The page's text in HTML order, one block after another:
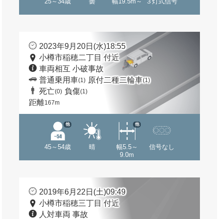
2023年9月20日(水)18:55
小樽市稲穂二丁目 付近
車両相互 小破事故
普通乗用車(1) 原付二種二輪車(1)
死亡(0) 負傷(1)
距離167m
45～54歳
他
晴
幅5.5～
9.0m
他
信号なし
2019年6月22日(土)09:49
小樽市稲穂三丁目 付近
人対車両 事故